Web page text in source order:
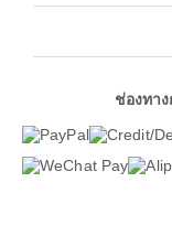
ช่องทา